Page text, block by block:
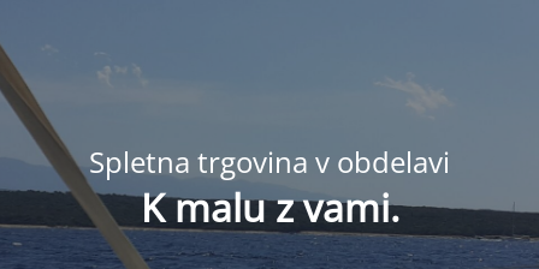
Spletna trgovina v obdelavi
K malu z vami.